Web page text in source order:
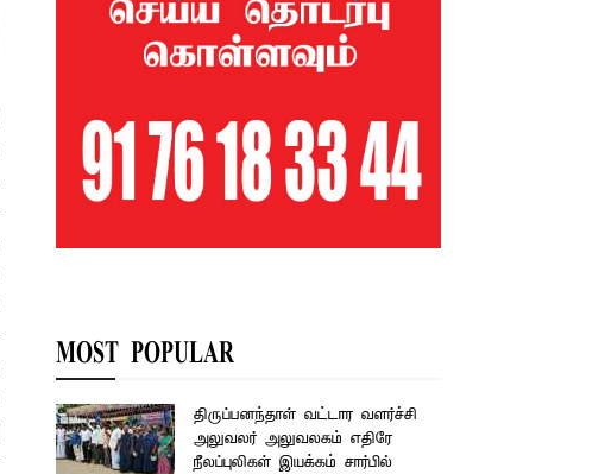
MOST POPULAR
திருப்பனந்தாள் வட்டார வளர்ச்சி
அலுவலர் அலுவலகம் எதிரே
நீலப்புலிகள் இயக்கம் சார்பில்